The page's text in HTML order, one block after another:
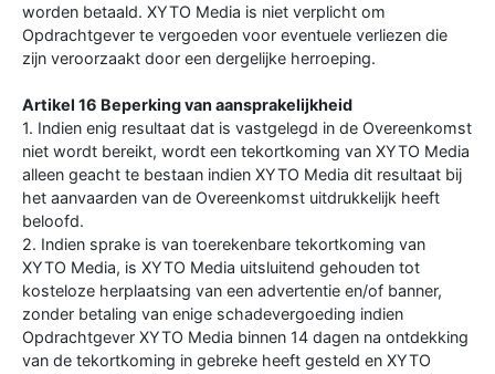
worden betaald. XYTO Media is niet verplicht om
Opdrachtgever te vergoeden voor eventuele verliezen die
zijn veroorzaakt door een dergelijke herroeping.
Artikel 16 Beperking van aansprakelijkheid
1. Indien enig resultaat dat is vastgelegd in de Overeenkomst
niet wordt bereikt, wordt een tekortkoming van XYTO Media
alleen geacht te bestaan indien XYTO Media dit resultaat bij
het aanvaarden van de Overeenkomst uitdrukkelijk heeft
beloofd.
2. Indien sprake is van toerekenbare tekortkoming van
XYTO Media, is XYTO Media uitsluitend gehouden tot
kosteloze herplaatsing van een advertentie en/of banner,
zonder betaling van enige schadevergoeding indien
Opdrachtgever XYTO Media binnen 14 dagen na ontdekking
van de tekortkoming in gebreke heeft gesteld en XYTO